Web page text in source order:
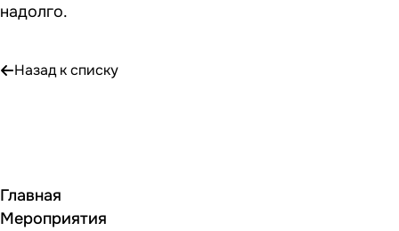
надолго.
Назад к списку
Главная
Мероприятия